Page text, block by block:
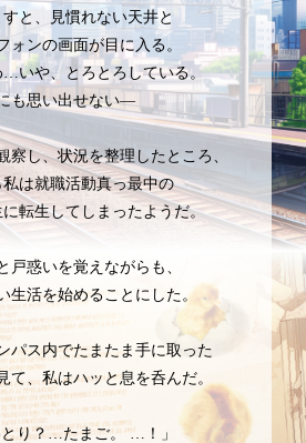
すと、見慣れない天井と
ォンの画面が目に入る。
…いや、とろとろしている。
も思い出せない―
察し、状況を整理したところ、
私は就職活動真っ最中の
転生してしまったようだ。
戸惑いを覚えながらも、
生活を始めることにした。
パス内でたまたま手に取った
て、私はハッと息を呑んだ。
り？…たまご。 …！」